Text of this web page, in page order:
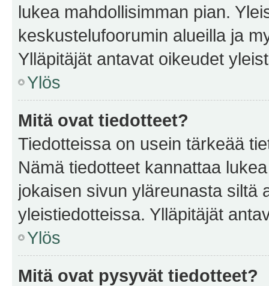
lukea mahdollisimman pian.
keskustelufoorumin alueilla ja
Ylläpitäjät antavat oikeudet
Ylös
Mitä ovat tiedotteet?
Tiedotteissa on usein tärkeää
Nämä tiedotteet kannattaa
jokaisen sivun yläreunasta siltä
yleistiedotteissa. Ylläpitäjät
Ylös
Mitä ovat pysyvät tiedotteet?